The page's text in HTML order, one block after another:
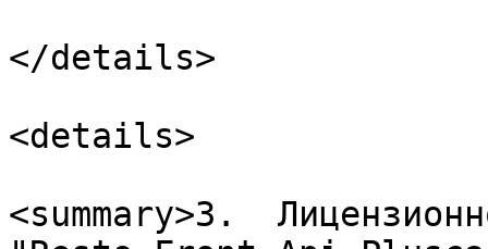
</details>
<details>
<summary>3.